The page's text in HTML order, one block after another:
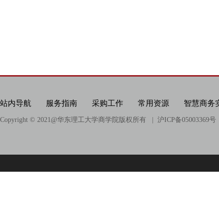
站内导航 服务指南 采购工作 常用资源 智慧商务
Copyright © 2021@华东理工大学商学院版权所有 | 沪ICP备05003369号